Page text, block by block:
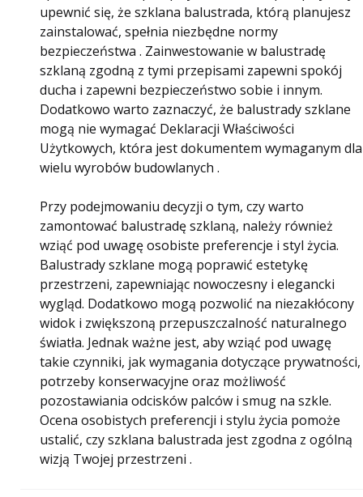
upewnić się, że szklana balustrada, którą planujesz
zainstalować, spełnia niezbędne normy
bezpieczeństwa . Zainwestowanie w balustradę
szklaną zgodną z tymi przepisami zapewni spokój
ducha i zapewni bezpieczeństwo sobie i innym.
Dodatkowo warto zaznaczyć, że balustrady szklane
mogą nie wymagać Deklaracji Właściwości
Użytkowych, która jest dokumentem wymaganym dla
wielu wyrobów budowlanych .
Przy podejmowaniu decyzji o tym, czy warto
zamontować balustradę szklaną, należy również
wziąć pod uwagę osobiste preferencje i styl życia.
Balustrady szklane mogą poprawić estetykę
przestrzeni, zapewniając nowoczesny i elegancki
wygląd. Dodatkowo mogą pozwolić na niezakłócony
widok i zwiększoną przepuszczalność naturalnego
światła. Jednak ważne jest, aby wziąć pod uwagę
takie czynniki, jak wymagania dotyczące prywatności,
potrzeby konserwacyjne oraz możliwość
pozostawiania odcisków palców i smug na szkle.
Ocena osobistych preferencji i stylu życia pomoże
ustalić, czy szklana balustrada jest zgodna z ogólną
wizją Twojej przestrzeni .